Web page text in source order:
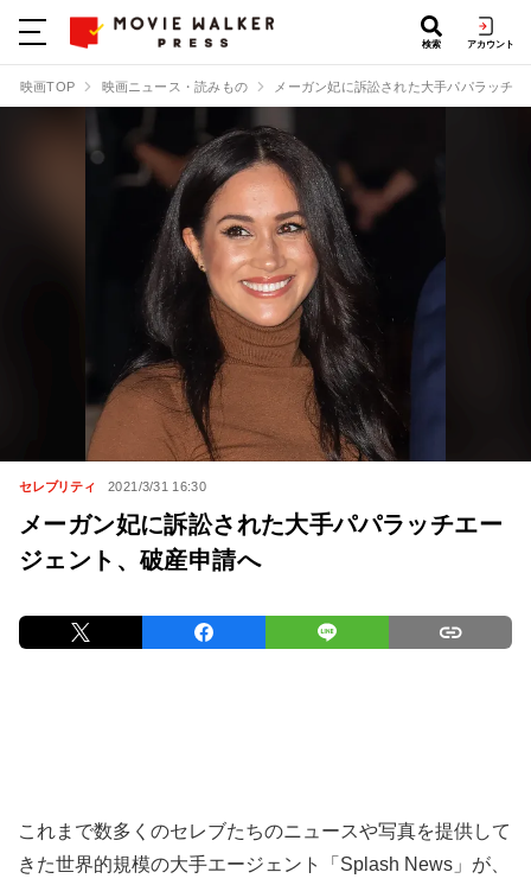
検索 アカウント
映画TOP 映画ニュース・読みもの メーガン妃に訴訟された大手パパラッチ
セレブリティ 2021/3/31 16:30
メーガン妃に訴訟された大手パパラッチエー
ジェント、破産申請へ
これまで数多くのセレブたちのニュースや写真を提供して
きた世界的規模の大手エージェント「Splash News」が、